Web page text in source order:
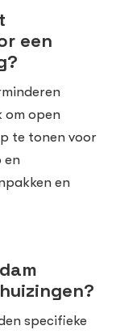
een
om open
te tonen voor
en
en
specifieke